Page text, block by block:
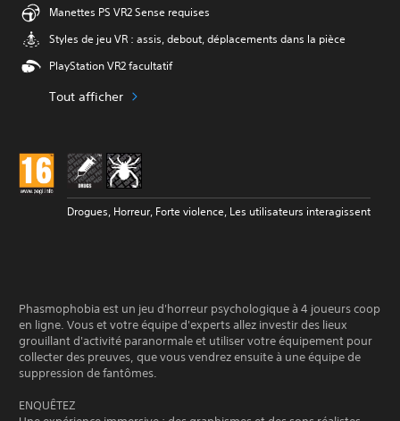
Manettes PS VR2 Sense requises
Styles de jeu VR : assis, debout, déplacements dans la pièce
PlayStation VR2 facultatif
Tout afficher
Drogues, Horreur, Forte violence, Les utilisateurs interagissent
Phasmophobia est un jeu d'horreur psychologique à 4 joueurs coop
en ligne. Vous et votre équipe d'experts allez investir des lieux
grouillant d'activité paranormale et utiliser votre équipement pour
collecter des preuves, que vous vendrez ensuite à une équipe de
suppression de fantômes.
ENQUÊTEZ